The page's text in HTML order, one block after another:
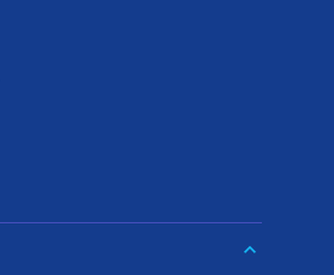
keyboard_arrow_down